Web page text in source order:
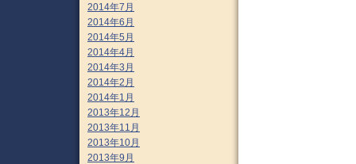
2014年7月
2014年6月
2014年5月
2014年4月
2014年3月
2014年2月
2014年1月
2013年12月
2013年11月
2013年10月
2013年9月